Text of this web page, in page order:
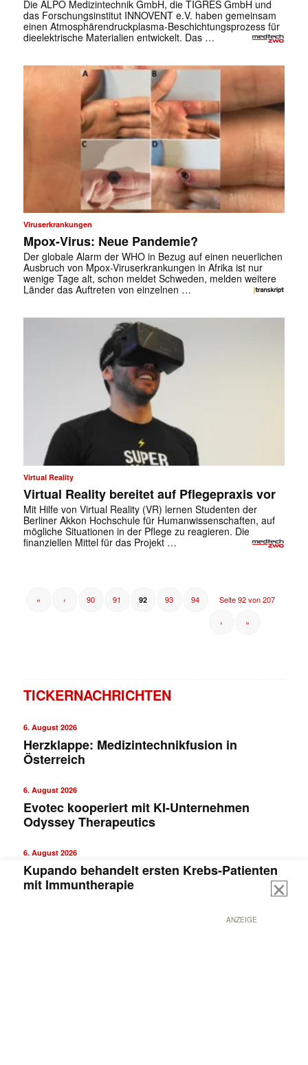
✕
Die ALPO Medizintechnik GmbH, die TIGRES GmbH und
das Forschungsinstitut INNOVENT e.V. haben gemeinsam
einen Atmosphärendruckplasma-Beschichtungsprozess für
dieelektrische Materialien entwickelt. Das …
Viruserkrankungen
Mpox-Virus: Neue Pandemie?
Der globale Alarm der WHO in Bezug auf einen neuerlichen
Ausbruch von Mpox-Viruserkrankungen in Afrika ist nur
wenige Tage alt, schon meldet Schweden, melden weitere
Länder das Auftreten von einzelnen …
Virtual Reality
Virtual Reality bereitet auf Pflegepraxis vor
Mit Hilfe von Virtual Reality (VR) lernen Studenten der
Berliner Akkon Hochschule für Humanwissenschaften, auf
mögliche Situationen in der Pflege zu reagieren. Die
finanziellen Mittel für das Projekt …
Seite 92 von 207
« ‹ 90 91 92 93 94
› »
TICKERNACHRICHTEN
6. August 2026
Herzklappe: Medizintechnikfusion in
Österreich
6. August 2026
Evotec kooperiert mit KI-Unternehmen
Odyssey Therapeutics
6. August 2026
Kupando behandelt ersten Krebs-Patienten
mit Immuntherapie
ANZEIGE